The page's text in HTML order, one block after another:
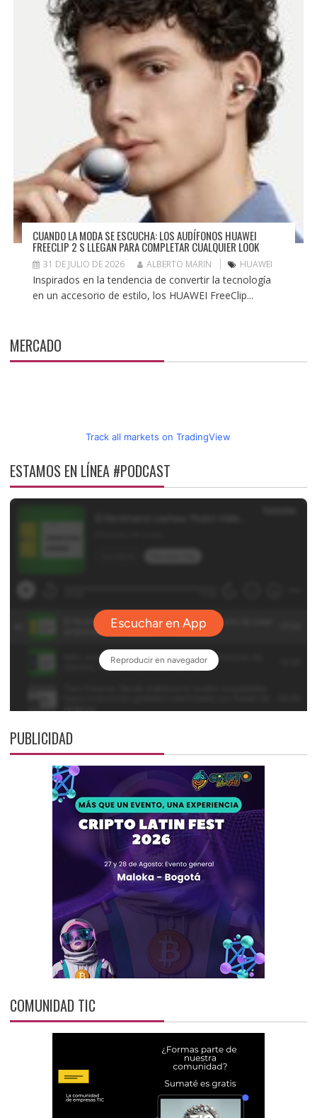
CUANDO LA MODA SE ESCUCHA: LOS AUDÍFONOS HUAWEI
FREECLIP 2 S LLEGAN PARA COMPLETAR CUALQUIER LOOK
31 DE JULIO DE 2026 ALBERTO MARIN HUAWEI
Inspirados en la tendencia de convertir la tecnología
en un accesorio de estilo, los HUAWEI FreeClip...
MERCADO
Track all markets on TradingView
ESTAMOS EN LÍNEA #PODCAST
PUBLICIDAD
COMUNIDAD TIC